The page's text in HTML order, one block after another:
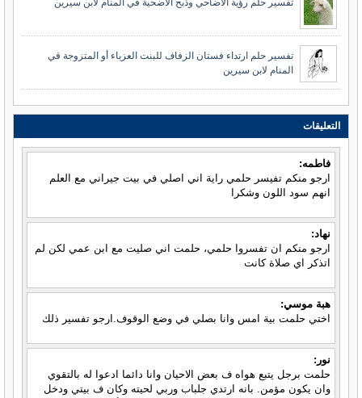
تفسير حلم ارتداء فستان الزفاف للبنت العزباء أو المتزوجة في
المنام لابن سيرين
التعليقات
فاطمه:
ارجو منكم تفيسر حلمي راية اني اصلي في بيت جيراني مع العلم
انهم سود اللون وشكرا
نهاد:
ارجو منكم ان تفسروا حلمي، حلمت اني صليت مع ابن عمي لكن لم
اتذكر اي صلاة كانت
هبة موسي:
اختي حلمت بية امس وانا بصلي في وضع الوقوف.ارجو تفسير ذلك
نور:
حلمت برجل يتبع هواه ف بعض الاحيان وانا دائما ادعوا له بالتقوي
وان يكون مؤمن. بانه ارتدي جلباب وربي لحيته وكان ف بيتي ودخل